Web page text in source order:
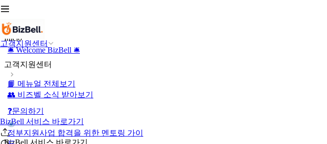
고객지원센터
BizBell 서비스 바로가기
Inicio
🛎️ Welcome BizBell 🛎️
고객지원센터
📙 메뉴얼 전체보기
👥 비즈벨 소식 받아보기
❓문의하기
정부지원사업 합격을 위한 멘토링 가이
BizBell 서비스 바로가기